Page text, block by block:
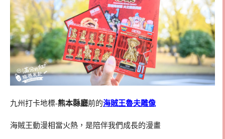
九州打卡地標-熊本縣廳前的海賊王魯夫雕像
海賊王動漫相當火熱，是陪伴我們成長的漫畫